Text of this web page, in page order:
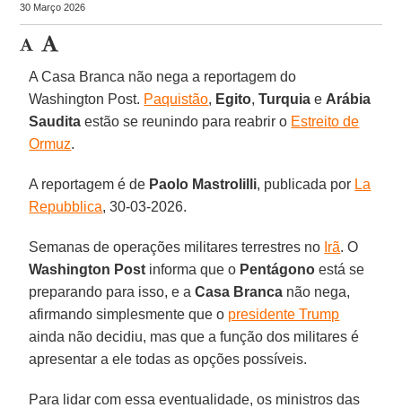
30 Março 2026
A Casa Branca não nega a reportagem do
Washington Post. Paquistão, Egito,Turquia e Arábia
Saudita estão se reunindo para reabrir o Estreito de
Ormuz.
A reportagem é de Paolo Mastrolilli, publicada por La
Repubblica, 30-03-2026.
Semanas de operações militares terrestres no Irã. O
Washington Post informa que o Pentágono está se
preparando para isso, e aCasa Branca não nega,
afirmando simplesmente que o presidente Trump
ainda não decidiu, mas que a função dos militares é
apresentar a ele todas as opções possíveis.
Para lidar com essa eventualidade, os ministros das